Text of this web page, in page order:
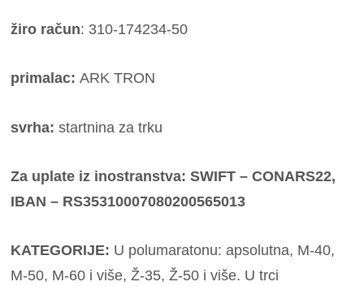
žiro račun: 310-174234-50
primalac:ARK TRON
svrha: startnina za trku
Za uplate iz inostranstva: SWIFT – CONARS22,
IBAN – RS35310007080200565013
KATEGORIJE: U polumaratonu: apsolutna, M-40,
M-50, M-60 i više, Ž-35, Ž-50 i više. U trci